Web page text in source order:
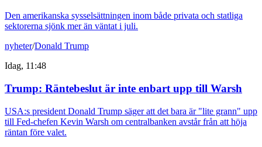
Den amerikanska sysselsättningen inom både privata och statliga
sektorerna sjönk mer än väntat i juli.
nyheter/Donald Trump
Idag, 11:48
Trump: Räntebeslut är inte enbart upp till Warsh
USA:s president Donald Trump säger att det bara är "lite grann" upp
till Fed-chefen Kevin Warsh om centralbanken avstår från att höja
räntan före valet.